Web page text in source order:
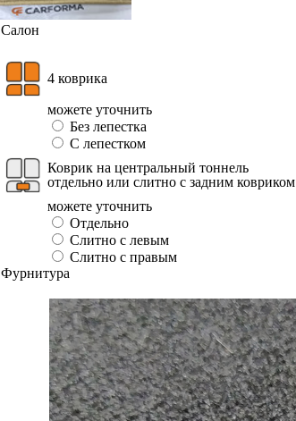
Салон
4 коврика
можете уточнить
Без лепестка
С лепестком
Коврик на центральный тоннель
отдельно или слитно с задним ковриком
можете уточнить
Отдельно
Слитно с левым
Слитно с правым
Фурнитура